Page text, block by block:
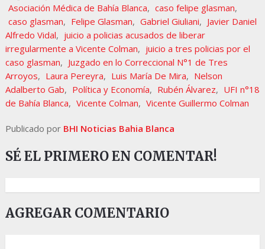
Asociación Médica de Bahía Blanca, caso felipe glasman,
caso glasman, Felipe Glasman, Gabriel Giuliani, Javier Daniel
Alfredo Vidal, juicio a policias acusados de liberar
irregularmente a Vicente Colman, juicio a tres policias por el
caso glasman, Juzgado en lo Correccional N°1 de Tres
Arroyos, Laura Pereyra, Luis María De Mira, Nelson
Adalberto Gab, Política y Economía, Rubén Álvarez, UFI n°18
de Bahía Blanca, Vicente Colman, Vicente Guillermo Colman
Publicado por BHI Noticias Bahia Blanca
SÉ EL PRIMERO EN COMENTAR!
AGREGAR COMENTARIO